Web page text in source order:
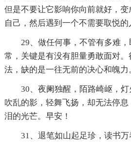
但是不要让它影响你向前就好，
自己，然后遇到一个不需要取悦的
29、做任何事，不管有多难
常，关键是有没有胆量勇敢面对
法，缺的是一往无前的决心和魄力
30、夜阑独醒，陌路崎岖，
吹乱的影，轻舞飞扬，却无法停
泪的光芒。早安！
31、退笔如山起足珍，读书万